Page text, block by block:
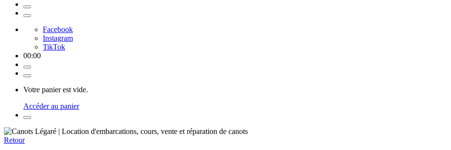
Facebook
Instagram
TikTok
00:00
Votre panier est vide.
Accéder au panier
Retour